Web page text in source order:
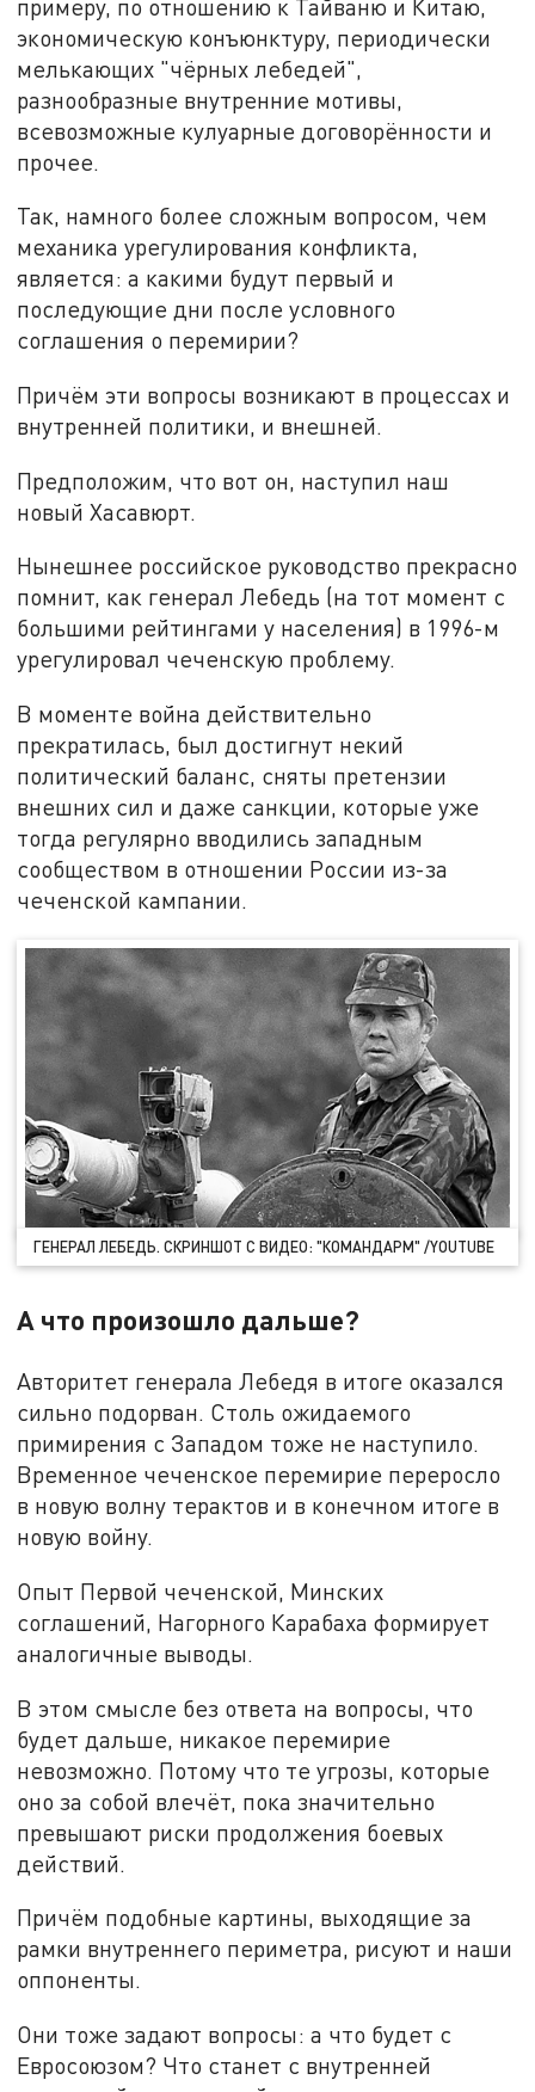
примеру, по отношению к Тайваню и Китаю,
экономическую конъюнктуру, периодически
мелькающих "чёрных лебедей",
разнообразные внутренние мотивы,
всевозможные кулуарные договорённости и
прочее.
Так, намного более сложным вопросом, чем
механика урегулирования конфликта,
является: а какими будут первый и
последующие дни после условного
соглашения о перемирии?
Причём эти вопросы возникают в процессах и
внутренней политики, и внешней.
Предположим, что вот он, наступил наш
новый Хасавюрт.
Нынешнее российское руководство прекрасно
помнит, как генерал Лебедь (на тот момент с
большими рейтингами у населения) в 1996-м
урегулировал чеченскую проблему.
В моменте война действительно
прекратилась, был достигнут некий
политический баланс, сняты претензии
внешних сил и даже санкции, которые уже
тогда регулярно вводились западным
сообществом в отношении России из-за
чеченской кампании.
ГЕНЕРАЛ ЛЕБЕДЬ. СКРИНШОТ С ВИДЕО: "КОМАНДАРМ" /YOUTUBE
А что произошло дальше?
Авторитет генерала Лебедя в итоге оказался
сильно подорван. Столь ожидаемого
примирения с Западом тоже не наступило.
Временное чеченское перемирие переросло
в новую волну терактов и в конечном итоге в
новую войну.
Опыт Первой чеченской, Минских
соглашений, Нагорного Карабаха формирует
аналогичные выводы.
В этом смысле без ответа на вопросы, что
будет дальше, никакое перемирие
невозможно. Потому что те угрозы, которые
оно за собой влечёт, пока значительно
превышают риски продолжения боевых
действий.
Причём подобные картины, выходящие за
рамки внутреннего периметра, рисуют и наши
оппоненты.
Они тоже задают вопросы: а что будет с
Евросоюзом? Что станет с внутренней